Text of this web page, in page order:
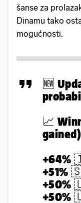
šanse za
Dinamu tako
mogućnosti.
🆕
📈
+64%
+51%
+50%
+50%